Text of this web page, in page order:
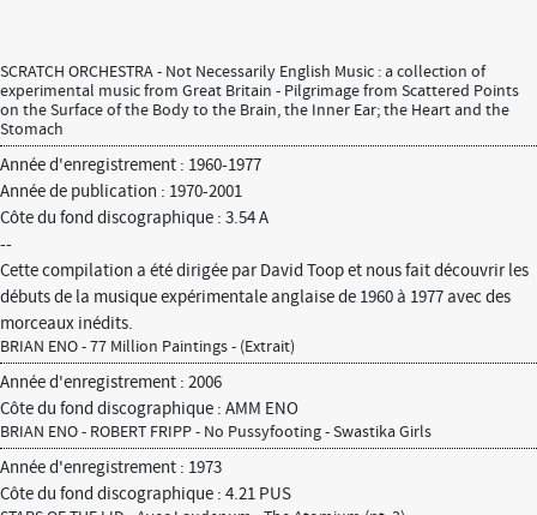
SCRATCH ORCHESTRA - Not Necessarily English Music : a collection of
experimental music from Great Britain - Pilgrimage from Scattered Points
on the Surface of the Body to the Brain, the Inner Ear; the Heart and the
Stomach
Année d'enregistrement : 1960-1977
Année de publication : 1970-2001
Côte du fond discographique : 3.54 A
--
Cette compilation a été dirigée par David Toop et nous fait découvrir les
débuts de la musique expérimentale anglaise de 1960 à 1977 avec des
morceaux inédits.
BRIAN ENO - 77 Million Paintings - (Extrait)
Année d'enregistrement : 2006
Côte du fond discographique : AMM ENO
BRIAN ENO - ROBERT FRIPP - No Pussyfooting - Swastika Girls
Année d'enregistrement : 1973
Côte du fond discographique : 4.21 PUS